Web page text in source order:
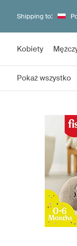
Shipping to:
Kobiety
Pokaż wszystko